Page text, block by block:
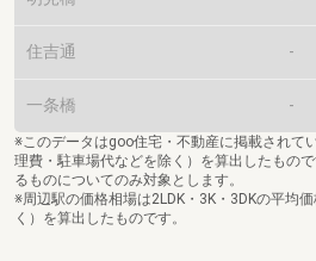
住吉通 -
一条橋 -
※このデータはgoo住宅・不動産に掲載されて
理費・駐車場代などを除く）を算出したもの
るものについてのみ対象とします。
※周辺駅の価格相場は2LDK・3K・3DKの平均
く）を算出したものです。